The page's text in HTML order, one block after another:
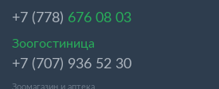
+7 (778) 676 08 03
Зоогостиница
+7 (707) 936 52 30
Зоомагазин и аптека